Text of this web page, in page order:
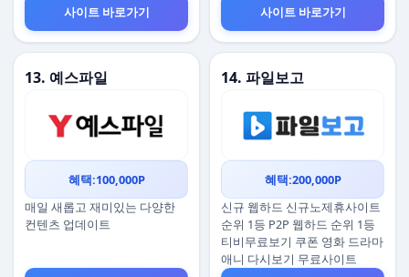
사이트 바로가기
사이트 바로가기
13. 예스파일
혜택:100,000P
매일 새롭고 재미있는 다양한
컨텐츠 업데이트
14. 파일보고
혜택:200,000P
신규 웹하드 신규노제휴사이트
순위 1등 P2P 웹하드 순위 1등
티비무료보기 쿠폰 영화 드라마
애니 다시보기 무료사이트